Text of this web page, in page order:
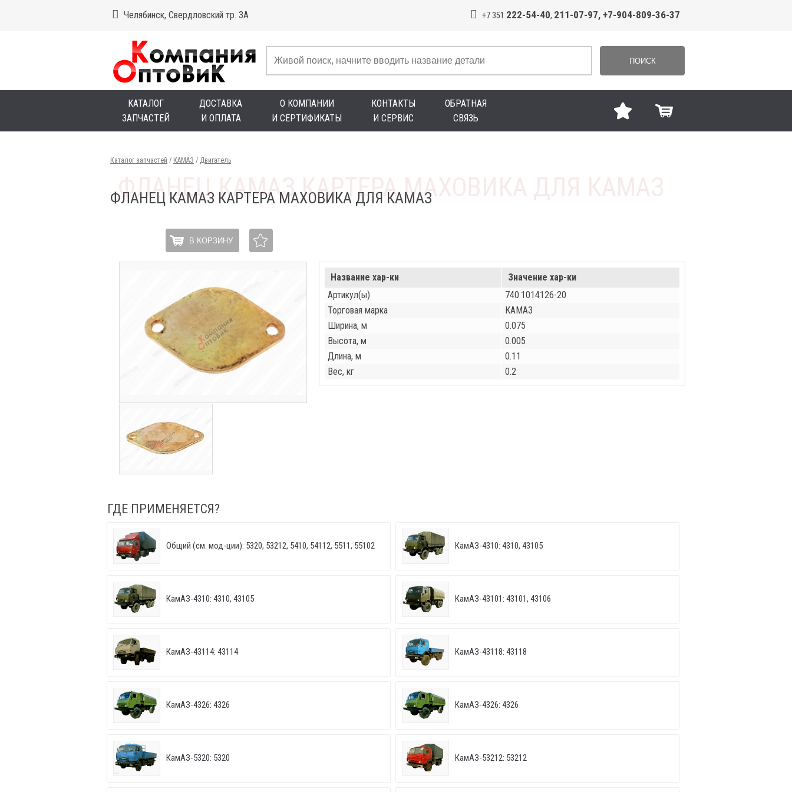
Челябинск, Свердловский тр. 3А +7 351 222-54-40, 211-07-97, +7-904-809-36-37
ПОИСК
КАТАЛОГ
ЗАПЧАСТЕЙ
ДОСТАВКА
И ОПЛАТА
О КОМПАНИИ
И СЕРТИФИКАТЫ
КОНТАКТЫ
И СЕРВИС
ОБРАТНАЯ
СВЯЗЬ
Каталог запчастей / КАМАЗ / Двигатель
ФЛАНЕЦ КАМАЗ КАРТЕРА МАХОВИКА ДЛЯ КАМАЗ
В КОРЗИНУ
Название хар-ки
Значение хар-ки
Артикул(ы)
740.1014126-20
Торговая марка
КАМАЗ
Ширина, м
0.075
Высота, м
0.005
Длина, м
0.11
Вес, кг
0.2
ГДЕ ПРИМЕНЯЕТСЯ?
Общий (см. мод-ции): 5320, 53212, 5410, 54112, 5511, 55102 КамАЗ-4310: 4310, 43105
КамАЗ-4310: 4310, 43105 КамАЗ-43101: 43101, 43106
КамАЗ-43114: 43114 КамАЗ-43118: 43118
КамАЗ-4326: 4326 КамАЗ-4326: 4326
КамАЗ-5320: 5320 КамАЗ-53212: 53212